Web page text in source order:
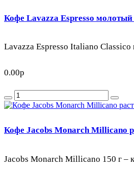
Кофе Lavazza Espresso молотый
Lavazza Espresso Italiano Classico
0.00р
Кофе Jacobs Monarch Millicano
Jacobs Monarch Millicano 150 г –